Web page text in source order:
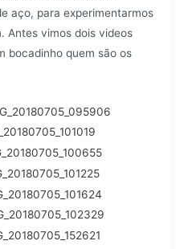
aço, para experimentarmos
Antes vimos dois videos
bocadinho quem são os